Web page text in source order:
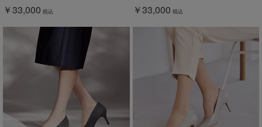
￥33,000 税込 ￥33,000 税込